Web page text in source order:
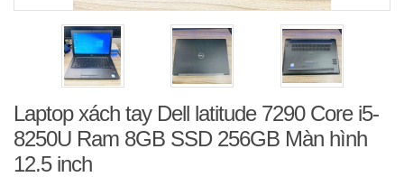
Laptop xách tay Dell latitude 7290 Core i5-
8250U Ram 8GB SSD 256GB Màn hình
12.5 inch